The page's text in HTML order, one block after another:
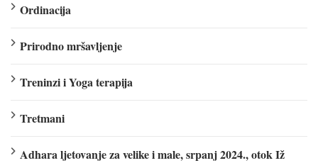
Ordinacija
Prirodno mršavljenje
Treninzi i Yoga terapija
Tretmani
Adhara ljetovanje za velike i male, srpanj 2024., otok Iž